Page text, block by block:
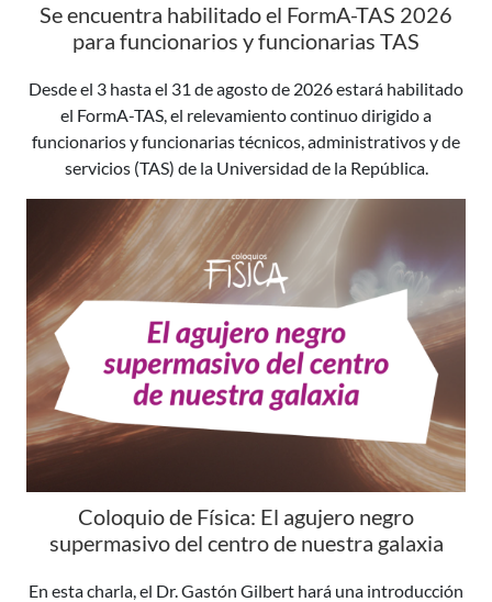
Se encuentra habilitado el FormA-TAS 2026
para funcionarios y funcionarias TAS
Desde el 3 hasta el 31 de agosto de 2026 estará habilitado
el FormA-TAS, el relevamiento continuo dirigido a
funcionarios y funcionarias técnicos, administrativos y de
servicios (TAS) de la Universidad de la República.
Coloquio de Física: El agujero negro
supermasivo del centro de nuestra galaxia
En esta charla, el Dr. Gastón Gilbert hará una introducción